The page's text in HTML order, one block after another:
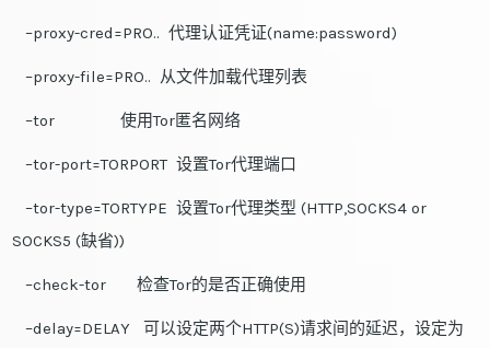
–proxy-cred=PRO.. 代理认证凭证(name:password)
–proxy-file=PRO.. 从文件加载代理列表
–tor 使用Tor匿名网络
–tor-port=TORPORT 设置Tor代理端口
–tor-type=TORTYPE 设置Tor代理类型 (HTTP,SOCKS4 or
SOCKS5 (缺省))
–check-tor 检查Tor的是否正确使用
–delay=DELAY 可以设定两个HTTP(S)请求间的延迟，设定为